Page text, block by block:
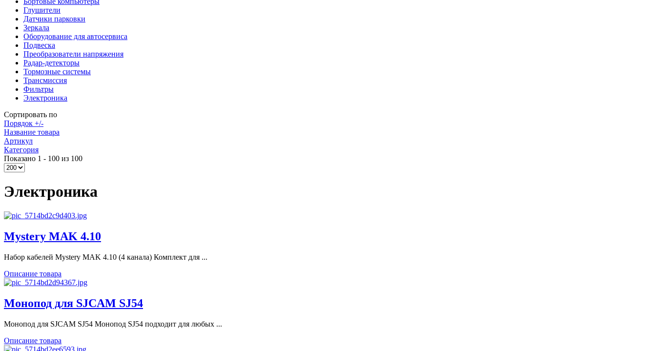
Глушители
Датчики парковки
Зеркала
Оборудование для автосервиса
Подвеска
Преобразователи напряжения
Радар-детекторы
Тормозные системы
Трансмиссия
Фильтры
Электроника
Сортировать по
Порядок +/-
Название товара
Артикул
Категория
Показано 1 - 100 из 100
Электроника
Mystery MAK 4.10
Набор кабелей Mystery MAK 4.10 (4 канала) Комплект для ...
Описание товара
Монопод для SJCAM SJ54
Монопод для SJCAM SJ54 Монопод SJ54 подходит для любых ...
Описание товара